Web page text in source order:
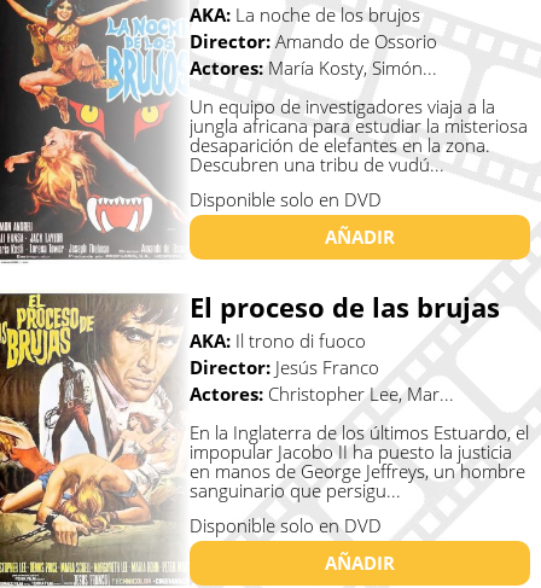
AKA: La noche de los brujos
Director: Amando de Ossorio
Actores: María Kosty, Simón...
Un equipo de investigadores viaja a la
jungla africana para estudiar la misteriosa
desaparición de elefantes en la zona.
Descubren una tribu de vudú...
Disponible solo en DVD
AÑADIR
El proceso de las brujas
AKA: Il trono di fuoco
Director: Jesús Franco
Actores: Christopher Lee, Mar...
En la Inglaterra de los últimos Estuardo, el
impopular Jacobo II ha puesto la justicia
en manos de George Jeffreys, un hombre
sanguinario que persigu...
Disponible solo en DVD
AÑADIR